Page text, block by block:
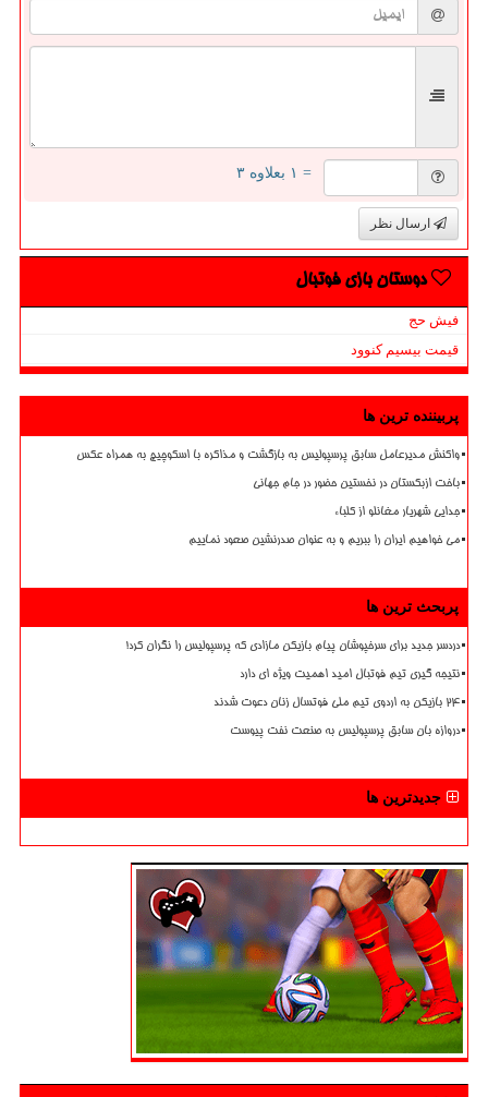
= ۱ بعلاوه ۳
ارسال نظر
دوستان بازی فوتبال
فیش حج
قیمت بیسیم کنوود
پربیننده ترین ها
واکنش مدیرعامل سابق پرسپولیس به بازگشت و مذاکره با اسکوچیچ به همراه عکس
باخت ازبکستان در نخستین حضور در جام جهانی
جدایی شهریار مغانلو از کلباء
می خواهیم ایران را ببریم و به عنوان صدرنشین صعود نماییم
پربحث ترین ها
دردسر جدید برای سرخپوشان پیام بازیکن مازادی که پرسپولیس را نگران کرد!
نتیجه گیری تیم فوتبال امید اهمیت ویژه ای دارد
۲۴ بازیکن به اردوی تیم ملی فوتسال زنان دعوت شدند
دروازه بان سابق پرسپولیس به صنعت نفت پیوست
جدیدترین ها